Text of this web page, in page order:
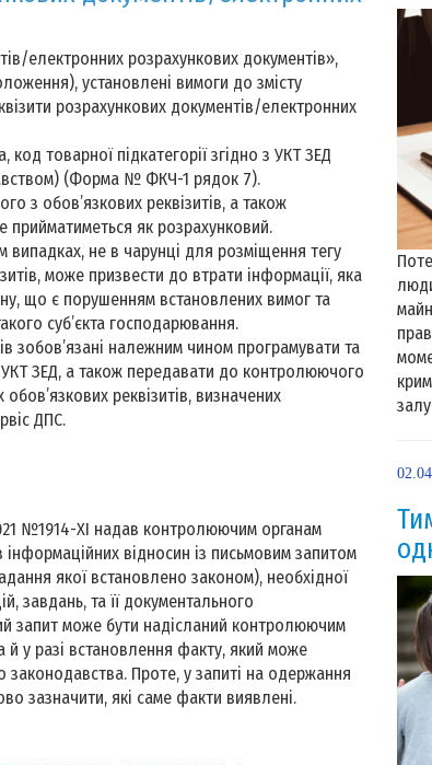
електронних розрахункових документів»,
установлені вимоги до змісту
розрахункових документів/електронних
код товарної підкатегорії згідно з УКТ ЗЕД
(Форма № ФКЧ-1 рядок 7).
з обов’язкових реквізитів, а також
як розрахунковий.
не в чарунці для розміщення тегу
може призвести до втрати інформації, яка
що є порушенням встановлених вимог та
суб’єкта господарювання.
зобов’язані належним чином програмувати та
ЗЕД, а також передавати до контролюючого
реквізитів, визначених
ДПС.
№1914-ХІ надав контролюючим органам
інформаційних відносин із письмовим запитом
якої встановлено законом), необхідної
завдань, та її документального
запит може бути надісланий контролюючим
у разі встановлення факту, який може
законодавства. Проте, у запиті на одержання
зазначити, які саме факти виявлені.